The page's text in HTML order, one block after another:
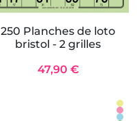
250 Planches de loto
bristol - 2 grilles
47,90 €